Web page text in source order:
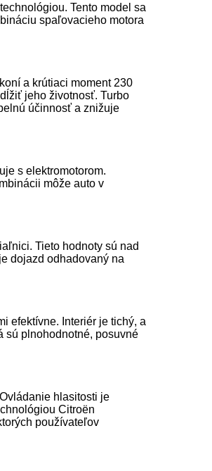
Tento model sa
spaľovacieho motora
a krútiaci moment 230
jeho životnosť. Turbo
účinnosť a znižuje
s elektromotorom.
môže auto v
Tieto hodnoty sú nad
dojazd odhadovaný na
efektívne. Interiér je tichý, a
sú plnohodnotné, posuvné
hlasitosti je
Citroën
používateľov